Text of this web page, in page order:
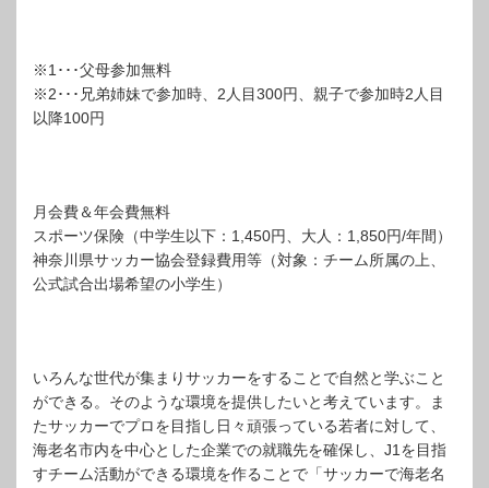
※1･･･父母参加無料
※2･･･兄弟姉妹で参加時、2人目300円、親子で参加時2人目
以降100円
月会費＆年会費無料
スポーツ保険（中学生以下：1,450円、大人：1,850円/年間）
神奈川県サッカー協会登録費用等（対象：チーム所属の上、
公式試合出場希望の小学生）
いろんな世代が集まりサッカーをすることで自然と学ぶこと
ができる。そのような環境を提供したいと考えています。ま
たサッカーでプロを目指し日々頑張っている若者に対して、
海老名市内を中心とした企業での就職先を確保し、J1を目指
すチーム活動ができる環境を作ることで「サッカーで海老名